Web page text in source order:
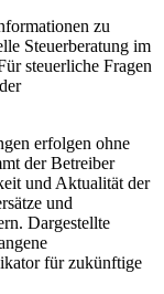
zu
Steuerberatung im
steuerliche Fragen
erfolgen ohne
der Betreiber
und Aktualität der
und
Dargestellte
für zukünftige